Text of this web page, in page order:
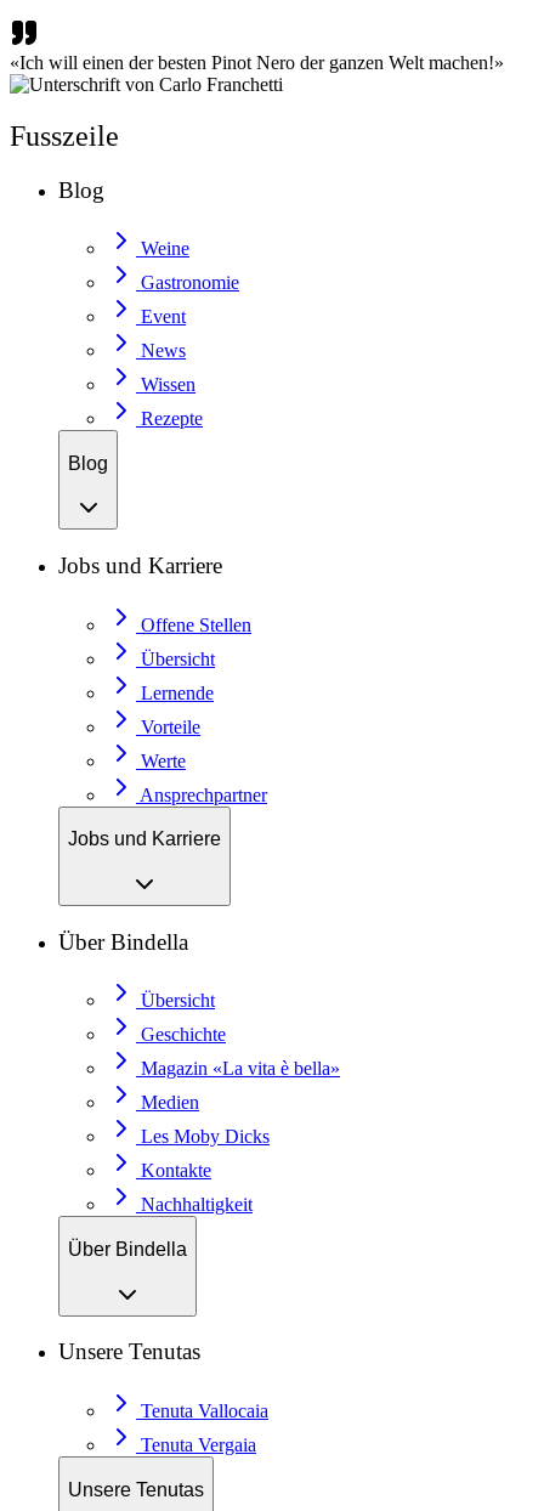
«Ich will einen der besten Pinot Nero der ganzen Welt machen!»
Fusszeile
Blog
Weine
Gastronomie
Event
News
Wissen
Rezepte
Blog
Jobs und Karriere
Offene Stellen
Übersicht
Lernende
Vorteile
Werte
Ansprechpartner
Jobs und Karriere
Über Bindella
Übersicht
Geschichte
Magazin «La vita è bella»
Medien
Les Moby Dicks
Kontakte
Nachhaltigkeit
Über Bindella
Unsere Tenutas
Tenuta Vallocaia
Tenuta Vergaia
Unsere Tenutas